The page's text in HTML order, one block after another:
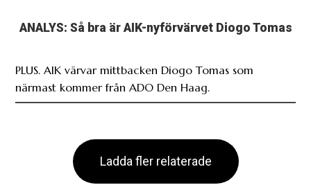
ANALYS: Så bra är AIK-nyförvärvet Diogo Tomas
PLUS. AIK värvar mittbacken Diogo Tomas som
närmast kommer från ADO Den Haag.
Ladda fler relaterade